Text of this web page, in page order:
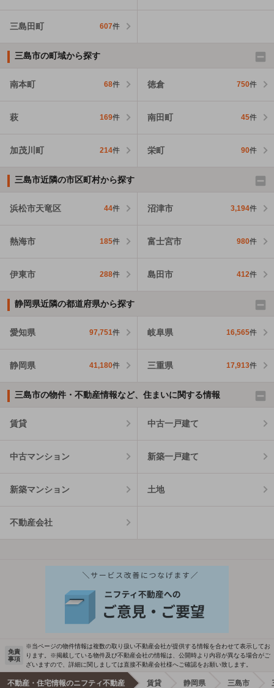
三島田町 607件
三島市の町域から探す
南本町 68件 徳倉 750件
萩 169件 南田町 45件
加茂川町 214件 栄町 90件
三島市近隣の市区町村から探す
浜松市天竜区 44件 沼津市 3,194件
熱海市 185件 富士宮市 980件
伊東市 288件 島田市 412件
静岡県近隣の都道府県から探す
愛知県 97,751件 岐阜県 16,565件
静岡県 41,180件 三重県 17,913件
三島市の物件・不動産情報など、住まいに関する情報
賃貸 中古一戸建て
中古マンション 新築一戸建て
新築マンション 土地
不動産会社
免責
事項
※当ページの物件情報は複数の取り扱い不動産会社が提供する情報を合わせて表示してお
ります。※掲載している物件及び不動産会社の情報は、公開時より内容が異なる場合がご
ざいますので、詳細に関しましては直接不動産会社様へご確認をお願い致します。
不動産・住宅情報のニフティ不動産 賃貸 静岡県 三島市